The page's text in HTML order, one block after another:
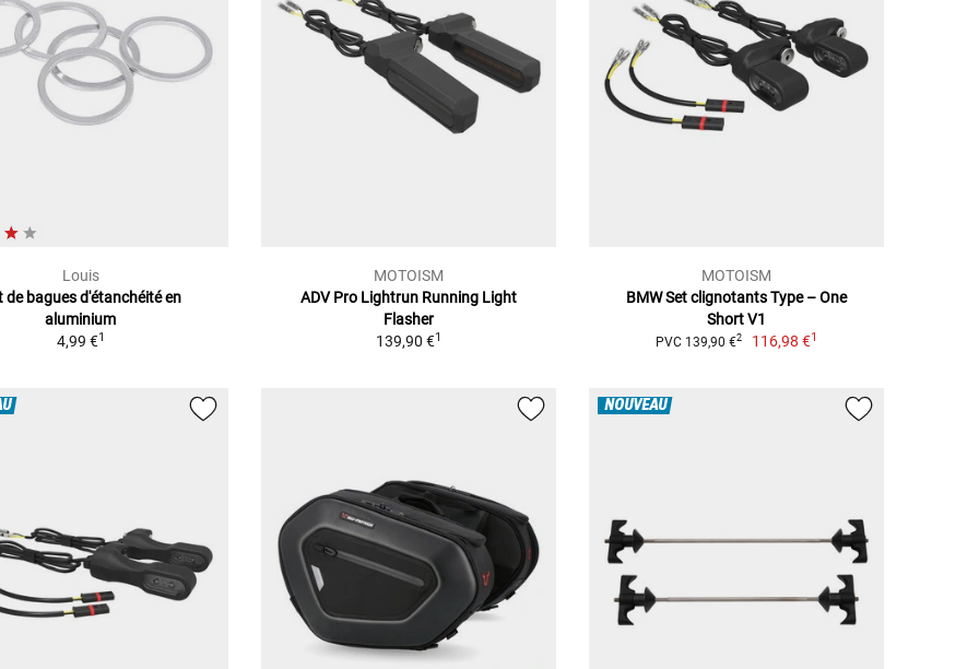
Louis
de bagues d'étanchéité en
aluminium
4,99 €1
MOTOISM
ADV Pro Lightrun Running Light
Flasher
139,90 €1
MOTOISM
BMW Set clignotants Type – One
Short V1
PVC 139,90 €2 116,98 €1
NOUVEAU